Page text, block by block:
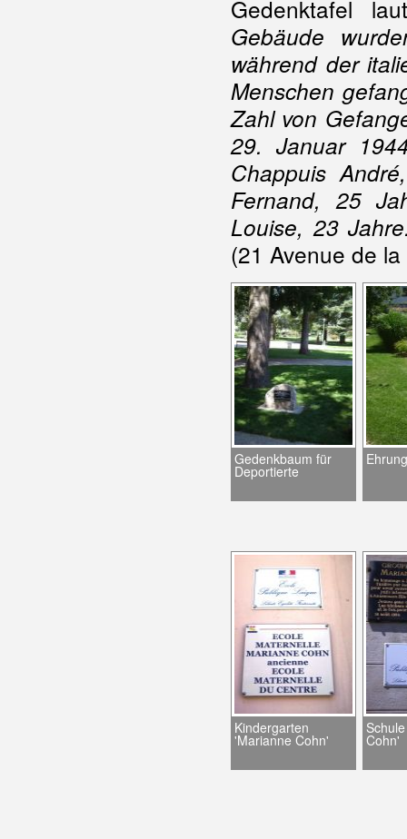
Gedenktafel
Gebäude
während der
Menschen
Zahl von
29. Januar
Chappuis
Fernand, 25
Louise, 23
(21 Avenue de
Gedenkbaum für
Deportierte
Kindergarten
'Marianne Cohn' Cohn'